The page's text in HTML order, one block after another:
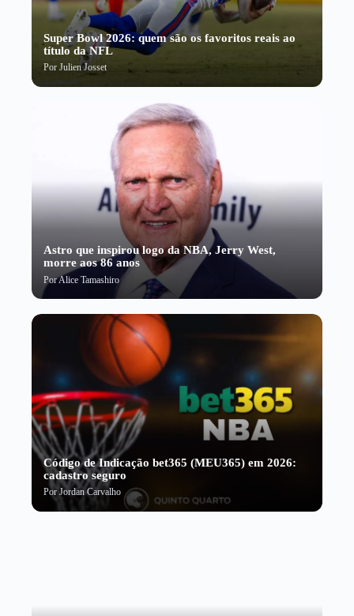
Super Bowl 2026: quem são os favoritos reais ao
título da NFL
Por Julien Josset
Astro que inspirou logo da NBA, Jerry West,
morre aos 86 anos
PorAlice Tamashiro
Código de Indicação bet365 (MEU365) em 2026:
cadastro seguro
PorJordan Carvalho